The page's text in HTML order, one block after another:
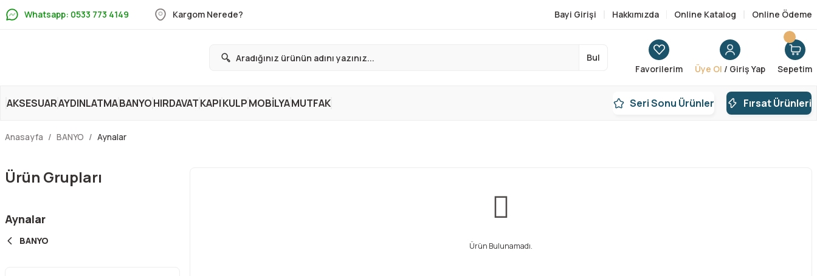
Whatsapp: 0533 773 4149 Kargom Nerede? Bayi Girişi Hakkımızda Online Katalog Online Ödeme
Bul
Favorilerim
Üye Ol / Giriş Yap Sepetim
AKSESUARAYDINLATMABANYOHIRDAVATKAPIKULPMOBİLYAMUTFAK Seri Sonu Ürünler Fırsat Ürünleri
Anasayfa BANYO Aynalar
Ürün Grupları
Aynalar
BANYO Ürün Bulunamadı.